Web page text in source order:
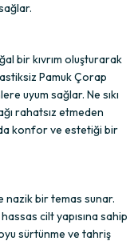
bir kıvrım oluşturarak
Pamuk Çorap
uyum sağlar. Ne sıkı
rahatsız etmeden
konfor ve estetiği bir
nazik bir temas sunar.
cilt yapısına sahip
sürtünme ve tahriş